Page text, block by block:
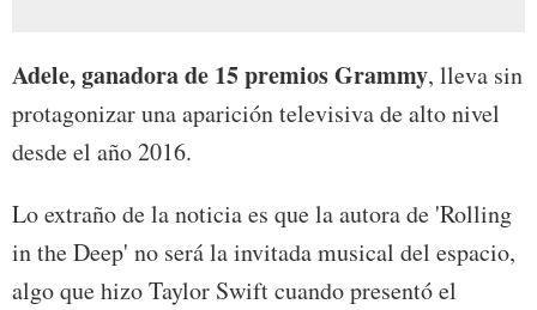
Adele,ganadora de 15 premios Grammy, lleva sin
protagonizar una aparición televisiva de alto nivel
desde el año 2016.
Lo extraño de la noticia es que la autora de 'Rolling
in the Deep' no será la invitada musical del espacio,
algo que hizo Taylor Swift cuando presentó el